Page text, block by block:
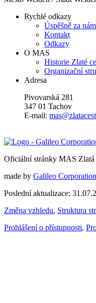
Rychlé odkazy
Úspěšně za
Kontakt
Odkazy
O MAS
Historie Zlaté
Organizační
Adresa
Pivovarská 281
347 01 Tachov
E-mail:
Oficiální stránky MAS Zlatá
made by Galileo
Poslední aktualizace:
Změna vzhledu, Struktura
Prohlášení o přístupnosti,